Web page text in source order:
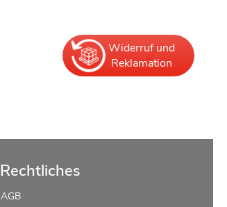
Widerruf und
Reklamation
Rechtliches
AGB